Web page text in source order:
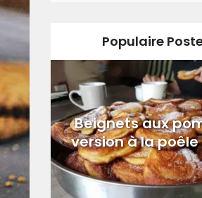
Populaire
Beignets aux
version à la